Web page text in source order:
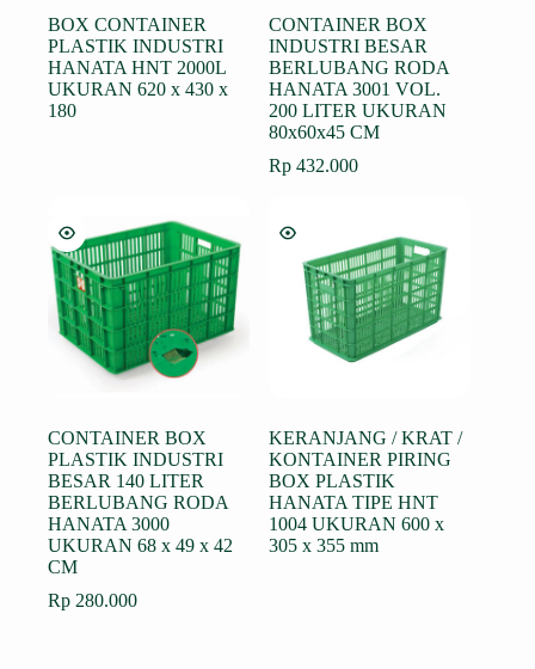
BOX CONTAINER
PLASTIK INDUSTRI
HANATA HNT 2000L
UKURAN 620 x 430 x
180
CONTAINER BOX
INDUSTRI BESAR
BERLUBANG RODA
HANATA 3001 VOL.
200 LITER UKURAN
80x60x45 CM
Rp 432.000
CONTAINER BOX
PLASTIK INDUSTRI
BESAR 140 LITER
BERLUBANG RODA
HANATA 3000
UKURAN 68 x 49 x 42
CM
Rp 280.000
KERANJANG / KRAT /
KONTAINER PIRING
BOX PLASTIK
HANATA TIPE HNT
1004 UKURAN 600 x
305 x 355 mm